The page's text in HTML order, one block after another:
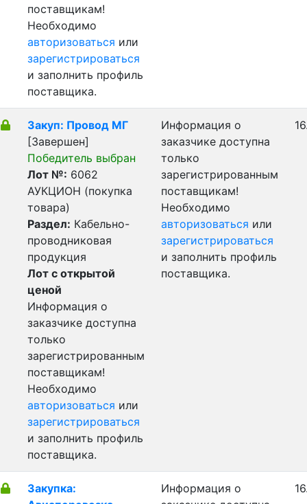
поставщикам!
Необходимо
авторизоваться или
зарегистрироваться
и заполнить профиль
поставщика.
Закуп: Провод МГ
[Завершен]
Победитель выбран
Лот №: 6062
АУКЦИОН (покупка
товара)
Раздел: Кабельно-
проводниковая
продукция
Лот с открытой
ценой
Информация о
заказчике доступна
только
зарегистрированным
поставщикам!
Необходимо
авторизоваться или
зарегистрироваться
и заполнить профиль
поставщика.
Информация о
заказчике доступна
только
зарегистрированным
поставщикам!
Необходимо
авторизоваться или
зарегистрироваться
и заполнить профиль
поставщика.
Закупка:
Информация о